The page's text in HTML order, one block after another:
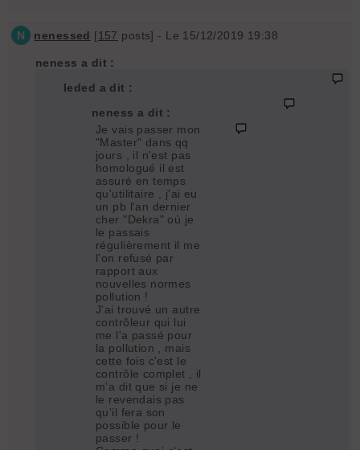
N nenessed [157 posts] - Le 15/12/2019 19:38
neness a dit :
leded a dit :
neness a dit :
Je vais passer mon
"Master" dans qq
jours , il n'est pas
homologué il est
assuré en temps
qu'utilitaire , j'ai eu
un pb l'an dernier
cher "Dekra" où je
le passais
régulièrement il me
l'on refusé par
rapport aux
nouvelles normes
pollution !
J'ai trouvé un autre
contrôleur qui lui
me l'a passé pour
la pollution , mais
cette fois c'est le
contrôle complet , il
m'a dit que si je ne
le revendais pas
qu'il fera son
possible pour le
passer !